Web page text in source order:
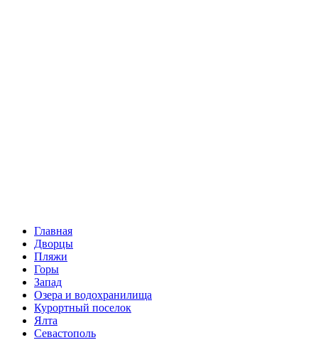
Главная
Дворцы
Пляжи
Горы
Запад
Озера и водохранилища
Курортный поселок
Ялта
Севастополь